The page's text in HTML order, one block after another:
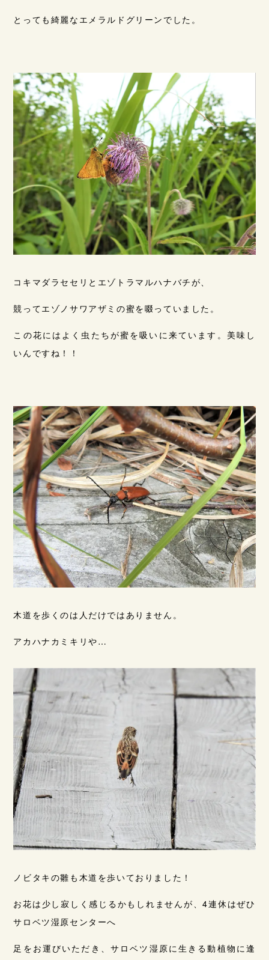
とっても綺麗なエメラルドグリーンでした。
コキマダラセセリとエゾトラマルハナバチが、
競ってエゾノサワアザミの蜜を啜っていました。
この花にはよく虫たちが蜜を吸いに来ています。美味し
いんですね！！
木道を歩くのは人だけではありません。
アカハナカミキリや…
ノビタキの雛も木道を歩いておりました！
お花は少し寂しく感じるかもしれませんが、4連休はぜひ
サロベツ湿原センターへ
足をお運びいただき、サロベツ湿原に生きる動植物に逢